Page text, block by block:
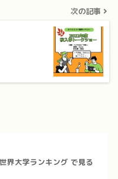
次の記事
界大学ランキング で見る